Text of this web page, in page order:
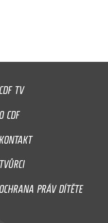
TV
CDF
TVŮRCI
PRÁV DÍTĚTE